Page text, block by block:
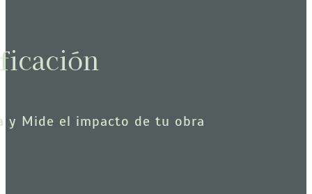
y Mide el impacto de tu obra